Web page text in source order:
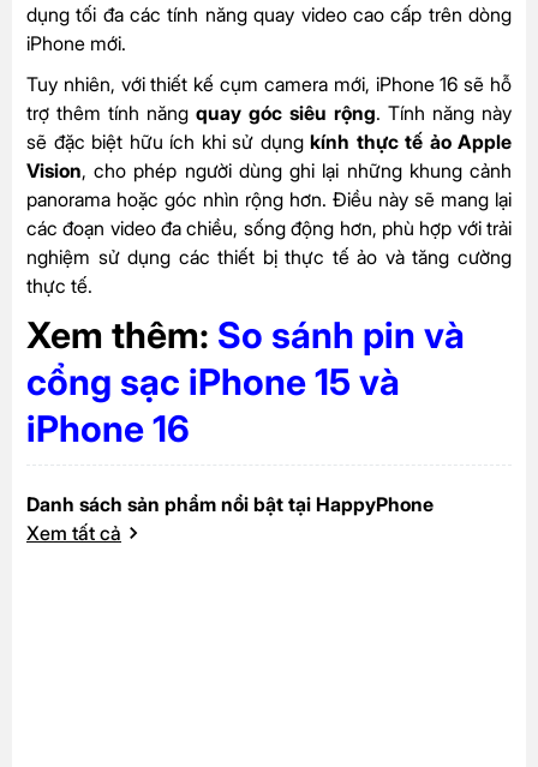
dụng tối đa các tính năng quay video cao cấp trên dòng
iPhone mới.
Tuy nhiên, với thiết kế cụm camera mới, iPhone 16 sẽ hỗ
trợ thêm tính năng quay góc siêu rộng. Tính năng này
sẽ đặc biệt hữu ích khi sử dụng kính thực tế ảo Apple
Vision, cho phép người dùng ghi lại những khung cảnh
panorama hoặc góc nhìn rộng hơn. Điều này sẽ mang lại
các đoạn video đa chiều, sống động hơn, phù hợp với trải
nghiệm sử dụng các thiết bị thực tế ảo và tăng cường
thực tế.
Xem thêm: So sánh pin và
cổng sạc iPhone 15 và
iPhone 16
Danh sách sản phẩm nổi bật tại HappyPhone
Xem tất cả